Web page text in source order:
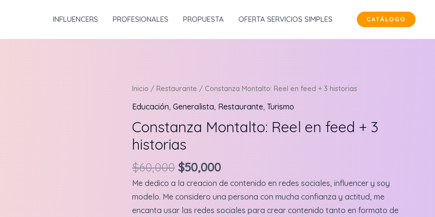
INFLUENCERS PROFESIONALES PROPUESTA OFERTA SERVICIOS SIMPLES CATÁLOGO
Inicio / Restaurante / Constanza Montalto: Reel en feed + 3 historias
Educación, Generalista, Restaurante, Turismo
Constanza Montalto: Reel en feed + 3
historias
$60,000 Original
price
was:
$60,000.
$50,000Current
price
is:
$50,000.
Me dedico a la creacion de contenido en redes sociales, influencer y soy
modelo. Me considero una persona con mucha confianza y actitud, me
encanta usar las redes sociales para crear contenido tanto en formato de